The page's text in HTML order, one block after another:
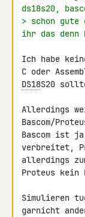
ds18s20,
> schon gute
ihr das denn
Ich habe
DS18S20
Allerdings
Bascom/
Bascom ist
verbreitet,
allerdings
Proteus kein
Simulieren
garnicht